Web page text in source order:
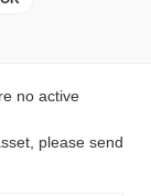
no active
please send